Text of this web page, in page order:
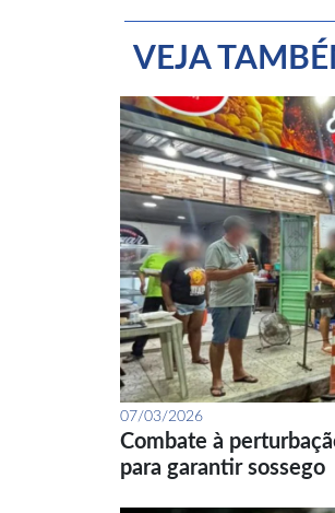
VEJA
07/03/2026
Combate à
para garantir sossego